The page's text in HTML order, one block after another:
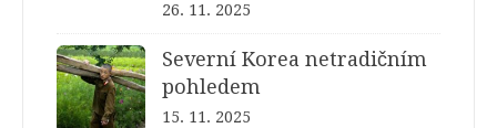
26. 11. 2025
Severní Korea netradičním
pohledem
15. 11. 2025